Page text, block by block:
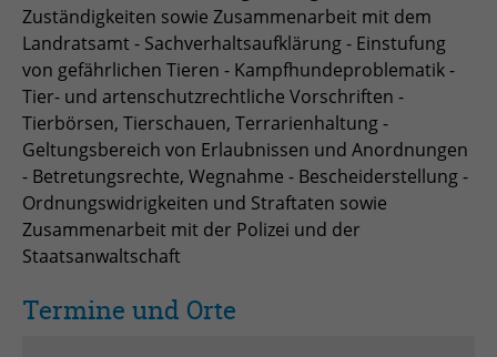
Zuständigkeiten sowie Zusammenarbeit mit dem
Landratsamt - Sachverhaltsaufklärung - Einstufung
von gefährlichen Tieren - Kampfhundeproblematik -
Tier- und artenschutzrechtliche Vorschriften -
Tierbörsen, Tierschauen, Terrarienhaltung -
Geltungsbereich von Erlaubnissen und Anordnungen
- Betretungsrechte, Wegnahme - Bescheiderstellung -
Ordnungswidrigkeiten und Straftaten sowie
Zusammenarbeit mit der Polizei und der
Staatsanwaltschaft
Termine und Orte
zu speichern.
Name SgCookieOptin.lastPreferences
Anbieter
Laufzeit 1 Jahr
Zweck
Dieser Wert speichert Ihre Consent-
Einstellungen. Unter anderem eine
historische Speicherung Ihrer
Name _pk_id
Anbieter Matomo
Laufzeit 1 Jahr
Zweck
Tracking Anzahl eindeutiger und
wiederkehrender Nutzer
Anbieter Matomo
Cookie-Informationen anzeigen
Einblendung von 3rd Party Content
Wir verwenden 3rd Party Content, um zusätzliche Inhalte
anzubieten, die wir nicht selbst speichern, die aber für
Webseitenbesucher nützlich sind, z.B. Kartendienste
oder Videos. Weitere Details entnehmen Sie den
Datenschutzhinweisen.